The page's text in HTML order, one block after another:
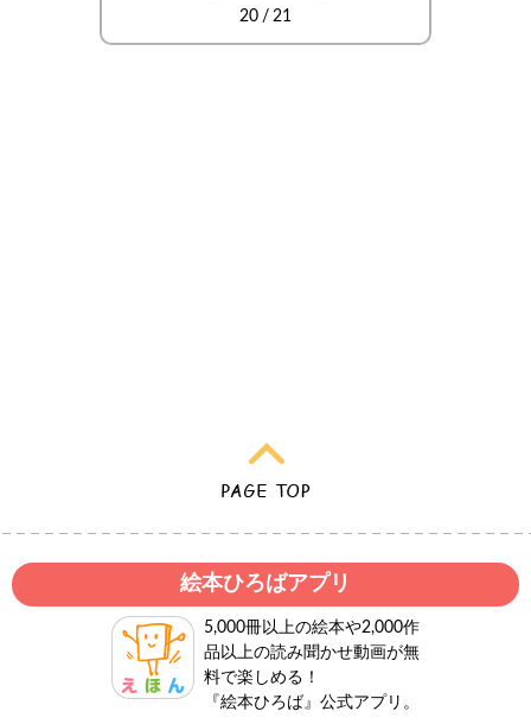
20 / 21
絵本ひろばアプリ
5,000冊以上の絵本や2,000作
品以上の読み聞かせ動画が無
料で楽しめる！
『絵本ひろば』公式アプリ。